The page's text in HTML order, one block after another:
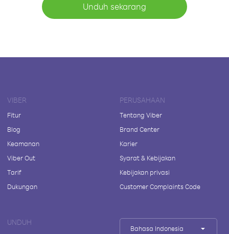
Unduh sekarang
VIBER
Fitur
Blog
Keamanan
Viber Out
Tarif
Dukungan
PERUSAHAAN
Tentang Viber
Brand Center
Karier
Syarat & Kebijakan
Kebijakan privasi
Customer Complaints Code
UNDUH
Bahasa Indonesia